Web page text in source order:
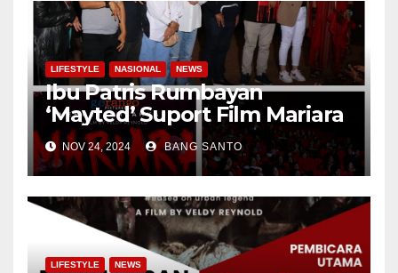
LIFESTYLE NASIONAL NEWS
Ibu Patris Rumbayan
‘Mayted’ Suport Film Mariara
NOV 24, 2024 BANG SANTO
LIFESTYLE NEWS